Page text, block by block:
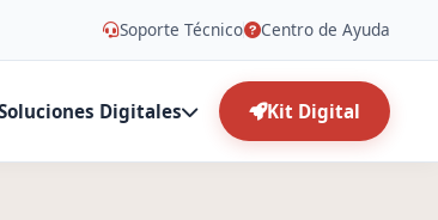
Soporte Técnico Centro de Ayuda
Digitales Kit Digital